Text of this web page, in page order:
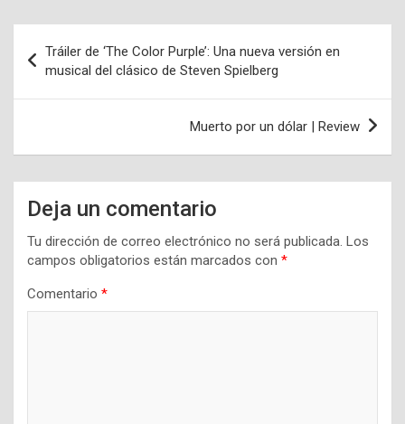
de
entradas
Tráiler de ‘The Color Purple’: Una nueva versión en
musical del clásico de Steven Spielberg
Muerto por un dólar | Review
Deja un comentario
Tu dirección de correo electrónico no será publicada. Los
campos obligatorios están marcados con *
Comentario *